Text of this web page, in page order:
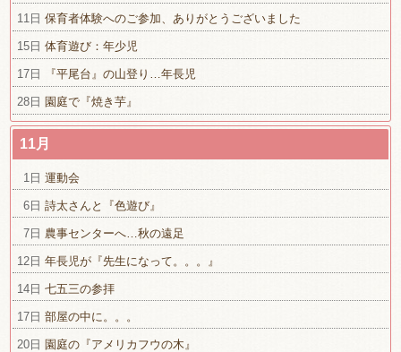
11日 保育者体験へのご参加、ありがとうございました
15日 体育遊び：年少児
17日 『平尾台』の山登り…年長児
28日 園庭で『焼き芋』
11月
1日 運動会
6日 詩太さんと『色遊び』
7日 農事センターへ…秋の遠足
12日 年長児が『先生になって。。。』
14日 七五三の参拝
17日 部屋の中に。。。
20日 園庭の『アメリカフウの木』